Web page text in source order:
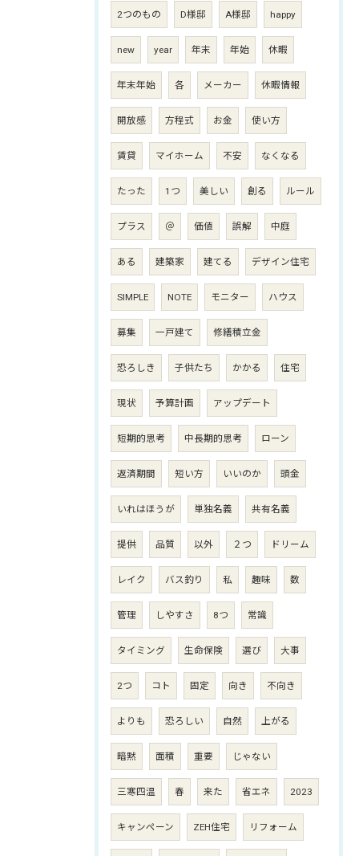
2つのもの D様邸 A様邸 happy
new year 年末 年始 休暇
年末年始 各 メーカー 休暇情報
開放感 方程式 お金 使い方
賃貸 マイホーム 不安 なくなる
たった 1つ 美しい 創る ルール
プラス ＠ 価値 誤解 中庭
ある 建築家 建てる デザイン住宅
SIMPLE NOTE モニター ハウス
募集 一戸建て 修繕積立金
恐ろしき 子供たち かかる 住宅
現状 予算計画 アップデート
短期的思考 中長期的思考 ローン
返済期間 短い方 いいのか 頭金
いれはほうが 単独名義 共有名義
提供 品質 以外 ２つ ドリーム
レイク バス釣り 私 趣味 数
管理 しやすさ 8つ 常識
タイミング 生命保険 選び 大事
2つ コト 固定 向き 不向き
よりも 恐ろしい 自然 上がる
暗黙 面積 重要 じゃない
三寒四温 春 来た 省エネ 2023
キャンペーン ZEH住宅 リフォーム